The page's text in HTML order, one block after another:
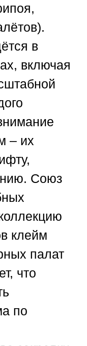
в
включая
– их
Союз
клейм
палат
что
по